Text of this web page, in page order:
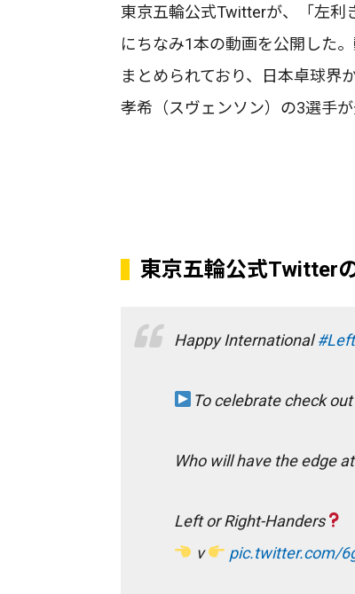
東京五輪公式Twitterが、「左利
にちなみ1本の動画を公開した
まとめられており、日本卓球界
孝希（スヴェンソン）の3選手が
東京五輪公式Twitter
Happy International
To celebrate check
Who will have the edge at
Left or Right-Handers
v
pic.twitter.com/